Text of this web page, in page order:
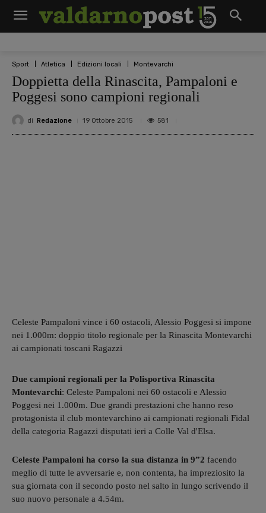
Sport Atletica Edizioni locali Montevarchi
Doppietta della Rinascita, Pampaloni e
Poggesi sono campioni regionali
di Redazione 19 Ottobre 2015 581
Celeste Pampaloni vince i 60 ostacoli, Alessio Poggesi si impone
nei 1.000m: doppio titolo regionale per la Rinascita Montevarchi
ai campionati toscani Ragazzi
Due campioni regionali per la Polisportiva Rinascita
Montevarchi: Celeste Pampaloni nei 60 ostacoli e Alessio
Poggesi nei 1.000m. Due grandi prestazioni che hanno reso
protagonista il club montevarchino ai campionati regionali Fidal
della categoria Ragazzi disputati ieri a Colle Val d'Elsa.
Celeste Pampaloni ha corso la sua distanza in 9”2 facendo
meglio di tutte le avversarie e, non contenta, ha impreziosito la
sua giornata con il secondo posto nel salto in lungo scrivendo il
suo nuovo personale a 4.54m.